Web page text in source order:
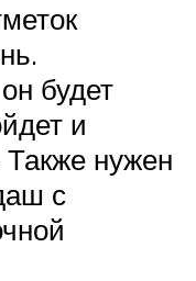
будет
и
нужен
с